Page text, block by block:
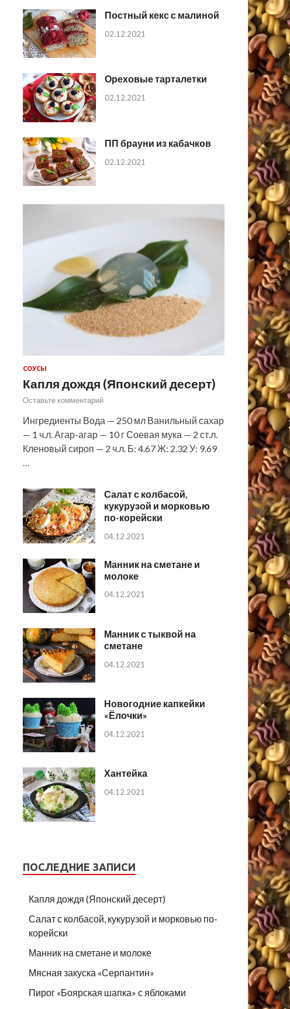
Постный кекс с малиной
02.12.2021
Ореховые тарталетки
02.12.2021
ПП брауни из кабачков
02.12.2021
СОУСЫ
Капля дождя (Японский десерт)
Оставьте комментарий
Ингредиенты Вода — 250 мл Ванильный сахар
— 1 ч.л. Агар-агар — 10 г Соевая мука — 2 ст.л.
Кленовый сироп — 2 ч.л. Б: 4.67 Ж: 2.32 У: 9.69
…
Салат с колбасой,
кукурузой и морковью
по-корейски
04.12.2021
Манник на сметане и
молоке
04.12.2021
Манник с тыквой на
сметане
04.12.2021
Новогодние капкейки
«Ёлочки»
04.12.2021
Хантейка
04.12.2021
ПОСЛЕДНИЕ ЗАПИСИ
Капля дождя (Японский десерт)
Салат с колбасой, кукурузой и морковью по-
корейски
Манник на сметане и молоке
Мясная закуска «Серпантин»
Пирог «Боярская шапка» с яблоками